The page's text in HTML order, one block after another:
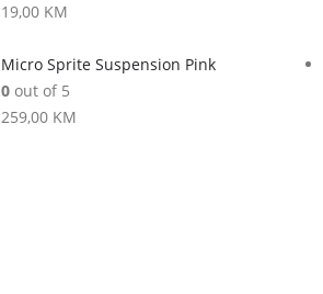
19,00 KM
Micro Sprite Suspension Pink
0 out of 5
259,00 KM